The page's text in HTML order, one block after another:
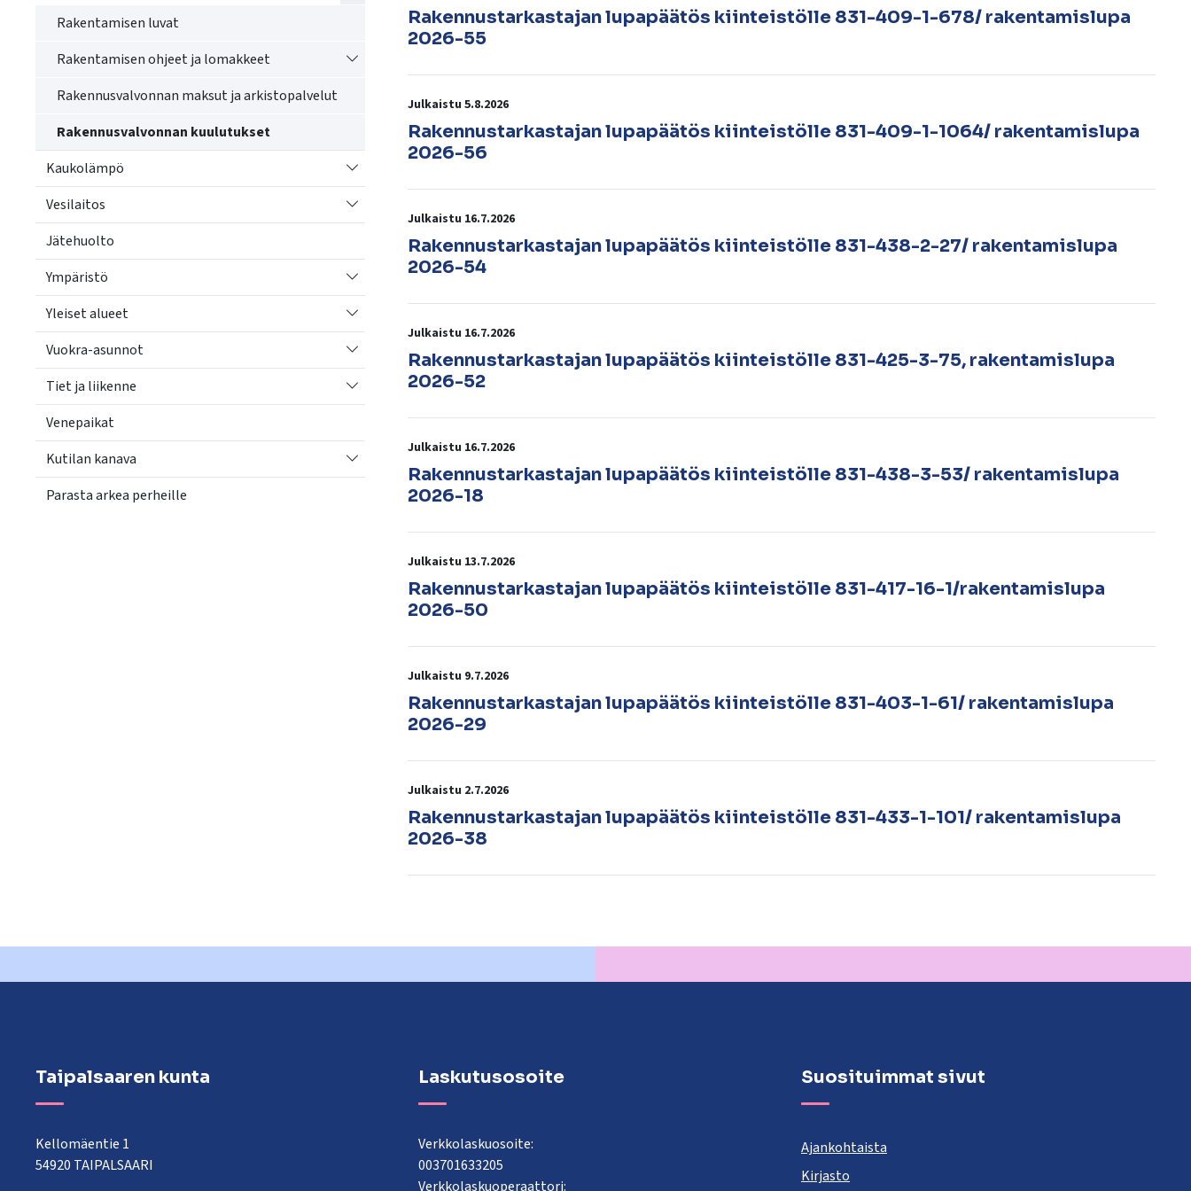
Rakentamisen luvat
Rakentamisen ohjeet ja lomakkeet
Vaihda alasvetovalikkoa
Rakennusvalvonnan maksut ja arkistopalvelut
Rakennusvalvonnan kuulutukset
Kaukolämpö
Vaihda alasvetovalikkoa
Vesilaitos
Vaihda alasvetovalikkoa
Jätehuolto
Ympäristö
Vaihda alasvetovalikkoa
Yleiset alueet
Vaihda alasvetovalikkoa
Vuokra-asunnot
Vaihda alasvetovalikkoa
Tiet ja liikenne
Vaihda alasvetovalikkoa
Venepaikat
Kutilan kanava
Vaihda alasvetovalikkoa
Parasta arkea perheille
Rakennustarkastajan lupapäätös kiinteistölle 831-409-1-678/ rakentamislupa
2026-55
Julkaistu 5.8.2026
Rakennustarkastajan lupapäätös kiinteistölle 831-409-1-1064/ rakentamislupa
2026-56
Julkaistu 16.7.2026
Rakennustarkastajan lupapäätös kiinteistölle 831-438-2-27/ rakentamislupa
2026-54
Julkaistu 16.7.2026
Rakennustarkastajan lupapäätös kiinteistölle 831-425-3-75, rakentamislupa
2026-52
Julkaistu 16.7.2026
Rakennustarkastajan lupapäätös kiinteistölle 831-438-3-53/ rakentamislupa
2026-18
Julkaistu 13.7.2026
Rakennustarkastajan lupapäätös kiinteistölle 831-417-16-1/rakentamislupa
2026-50
Julkaistu 9.7.2026
Rakennustarkastajan lupapäätös kiinteistölle 831-403-1-61/ rakentamislupa
2026-29
Julkaistu 2.7.2026
Rakennustarkastajan lupapäätös kiinteistölle 831-433-1-101/ rakentamislupa
2026-38
Taipalsaaren kunta
Kellomäentie 1
54920 TAIPALSAARI
Laskutusosoite
Verkkolaskuosoite:
003701633205
Verkkolaskuoperaattori:
Suosituimmat sivut
Ajankohtaista
Kirjasto